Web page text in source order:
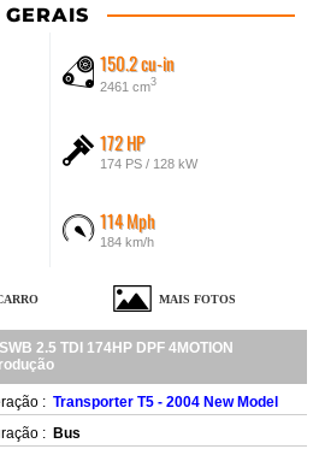
150.2 cu-in
2461 cm3
172 HP
174 PS / 128 kW
114 Mph
184 km/h
MAIS FOTOS
2.5 TDI 174HP DPF 4MOTION
: Transporter T5 - 2004 New Model
: Bus